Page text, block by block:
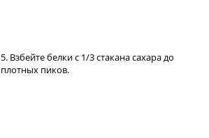
5. Взбейте белки с 1/3 стакана сахара до
плотных пиков.